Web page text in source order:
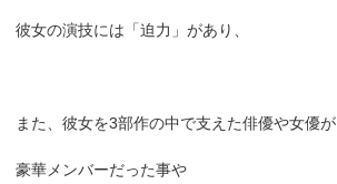
彼女の演技には「迫力」があり、
また、彼女を3部作の中で支えた俳優や女優が
豪華メンバーだった事や